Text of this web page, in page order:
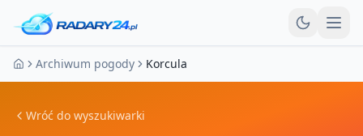
Strona główna
Archiwum pogody Korcula
Wróć do wyszukiwarki